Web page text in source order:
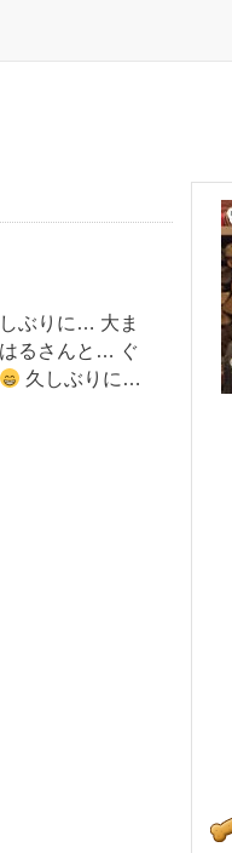
ぶりに… 大ま
るさんと… ぐ
久しぶりに…